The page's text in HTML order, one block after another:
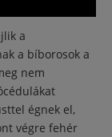
a
a bíborosok a
nem
égnek el,
végre fehér